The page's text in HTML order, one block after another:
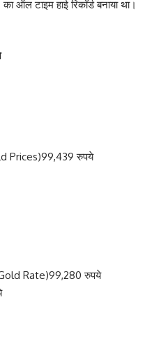
टाइम हाई रिकॉर्ड बनाया था।
Prices)99,439 रुपये
Rate)99,280 रुपये